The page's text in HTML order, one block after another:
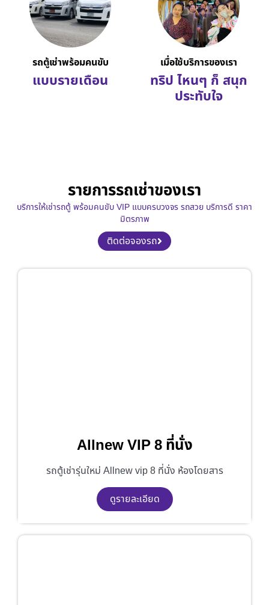
รถตู้เช่าพร้อมคนขับ
แบบรายเดือน
เมื่อใช้บริการของเรา
ทริป ไหนๆ ก็ สนุก
ประทับใจ
รายการรถเช่าของเรา
บริการให้เช่ารถตู้ พร้อมคนขับ VIP แบบครบวงจร รถสวย บริการดี ราคา
มิตรภาพ
ติดต่อจองรถ
Allnew VIP 8 ที่นั่ง
รถตู้เช่ารุ่นใหม่ Allnew vip 8 ที่นั่ง ห้องโดยสาร
ดูรายละเอียด